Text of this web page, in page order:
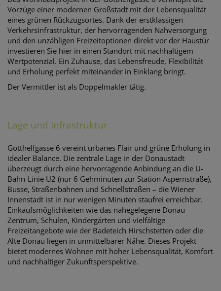
Vorzüge einer modernen Großstadt mit der Lebensqualität
eines grünen Rückzugsortes. Dank der erstklassigen
Verkehrsinfrastruktur, der hervorragenden Nahversorgung
und den unzähligen Freizeitoptionen direkt vor der Haustür
investieren Sie hier in einen Standort mit nachhaltigem
Wertpotenzial. Ein Zuhause, das Lebensfreude, Flexibilität
und Erholung perfekt miteinander in Einklang bringt.
Der Vermittler ist als Doppelmakler tätig.
Lage und Infrastruktur
Gotthelfgasse 6 vereint urbanes Flair und grüne Erholung in
idealer Balance. Die zentrale Lage in der Donaustadt
überzeugt durch eine hervorragende Anbindung an die U-
Bahn-Linie U2 (nur 6 Gehminuten zur Station Aspernstraße),
Busse, Straßenbahnen und Schnellstraßen – die Wiener
Innenstadt ist in nur wenigen Minuten staufrei erreichbar.
Einkaufsmöglichkeiten wie das nahegelegene Donau
Zentrum, Schulen, Kindergärten und vielfältige
Freizeitangebote wie der Badeteich Hirschstetten oder die
Alte Donau liegen in unmittelbarer Nähe. Dieses Projekt
bietet modernes Wohnen mit hoher Lebensqualität, Komfort
und nachhaltiger Zukunftsperspektive.